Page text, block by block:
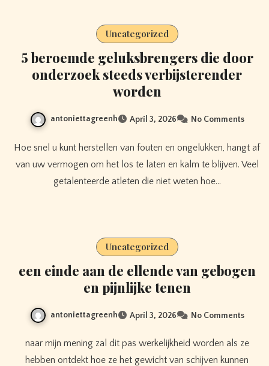
Uncategorized
5 beroemde geluksbrengers die door
onderzoek steeds verbijsterender
worden
antoniettagreenh April 3, 2026 No Comments
Hoe snel u kunt herstellen van fouten en ongelukken, hangt af
van uw vermogen om het los te laten en kalm te blijven. Veel
getalenteerde atleten die niet weten hoe…
Uncategorized
een einde aan de ellende van gebogen
en pijnlijke tenen
antoniettagreenh April 3, 2026 No Comments
naar mijn mening zal dit pas werkelijkheid worden als ze
hebben ontdekt hoe ze het gewicht van schijven kunnen